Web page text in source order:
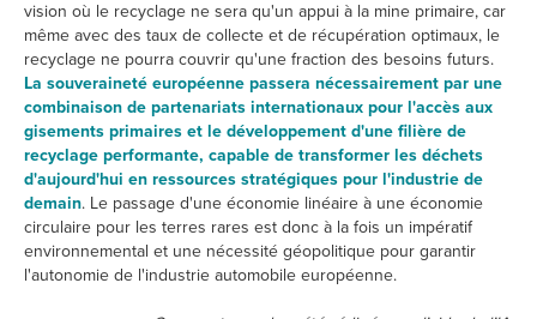
vision où le recyclage ne sera qu'un appui à la mine primaire, car
même avec des taux de collecte et de récupération optimaux, le
recyclage ne pourra couvrir qu'une fraction des besoins futurs.
La souveraineté européenne passera nécessairement par une
combinaison de partenariats internationaux pour l'accès aux
gisements primaires et le développement d'une filière de
recyclage performante, capable de transformer les déchets
d'aujourd'hui en ressources stratégiques pour l'industrie de
demain. Le passage d'une économie linéaire à une économie
circulaire pour les terres rares est donc à la fois un impératif
environnemental et une nécessité géopolitique pour garantir
l'autonomie de l'industrie automobile européenne.